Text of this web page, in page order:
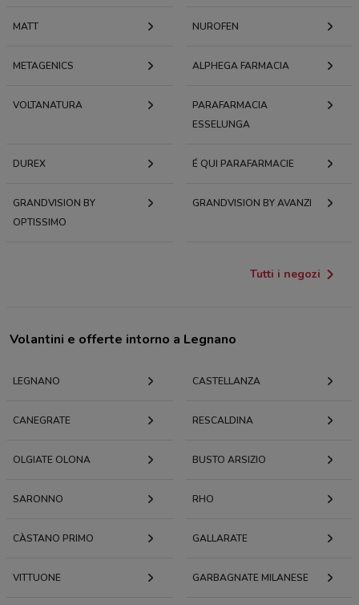
MATT NUROFEN
METAGENICS ALPHEGA FARMACIA
VOLTANATURA
PARAFARMACIA
ESSELUNGA
DUREX É QUI PARAFARMACIE
GRANDVISION BY
OPTISSIMO
GRANDVISION BY AVANZI
Tutti i negozi
Volantini e offerte intorno a Legnano
LEGNANO CASTELLANZA
CANEGRATE RESCALDINA
OLGIATE OLONA BUSTO ARSIZIO
SARONNO RHO
CÀSTANO PRIMO GALLARATE
VITTUONE GARBAGNATE MILANESE